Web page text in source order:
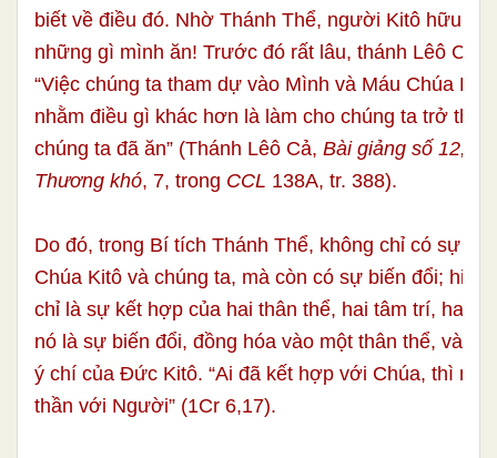
biết về điều đó. Nhờ Thánh Thể, người Kitô hữu
những gì mình ăn! Trước đó rất lâu, thánh Lêô Cả
“Việc chúng ta tham dự vào Mình và Máu Chúa
nhằm điều gì khác hơn là làm cho chúng ta trở
chúng ta đã ăn” (Thánh Lêô Cả, Bài giảng số 12,
Thương khó, 7, trong CCL 138A, tr. 388).
Do đó, trong Bí tích Thánh Thể, không chỉ có sự
Chúa Kitô và chúng ta, mà còn có sự biến đổi; hiệp
chỉ là sự kết hợp của hai thân thể, hai tâm trí, hai ý
nó là sự biến đổi, đồng hóa vào một thân thể, vào
ý chí của Đức Kitô. “Ai đã kết hợp với Chúa, thì nên
thần với Người” (1Cr 6,17).